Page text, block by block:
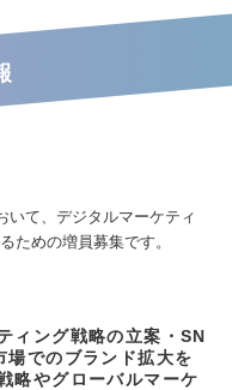
いて、デジタルマーケティ
ための増員募集です。
ィング戦略の立案・SN
場でのブランド拡大を
略やグローバルマーケ